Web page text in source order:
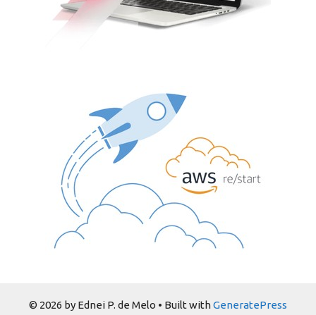
© 2026 by Ednei P. de Melo • Built withGeneratePress